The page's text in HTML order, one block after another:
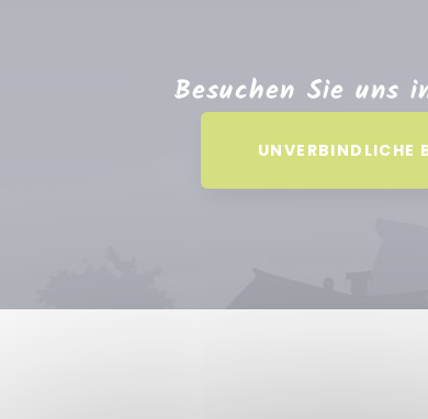
Besuchen Sie uns
UNVERBINDLICHE